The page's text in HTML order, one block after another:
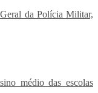
da Polícia Militar,
médio das escolas